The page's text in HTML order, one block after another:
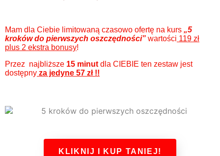
Mam dla Ciebie limitowaną czasowo ofertę na kurs „5
kroków do pierwszych oszczędności” wartości 119 zł
plus 2 ekstra bonusy!
Przez najbliższe 15 minut dla CIEBIE ten zestaw jest
dostępny za jedyne 57 zł !!
KLIKNIJ I KUP TANIEJ!